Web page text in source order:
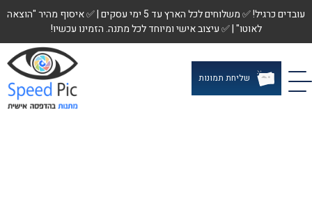
עובדים כרגיל! ✅ משלוחים לכל הארץ עד 5 ימי עסקים | ✅ איסוף מהיר "הוצאה
לאוטו" | ✅ עיצוב אישי ומיוחד לכל מתנה. הזמינו עכשיו!
שליחת תמונות